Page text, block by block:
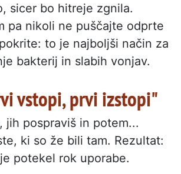
sicer bo hitreje zgnila.
pa nikoli ne puščajte odprte
to je najboljši način za
bakterij in slabih vonjav.
vstopi, prvi izstopi"
jih pospraviš in potem...
ki so že bili tam. Rezultat:
potekel rok uporabe.